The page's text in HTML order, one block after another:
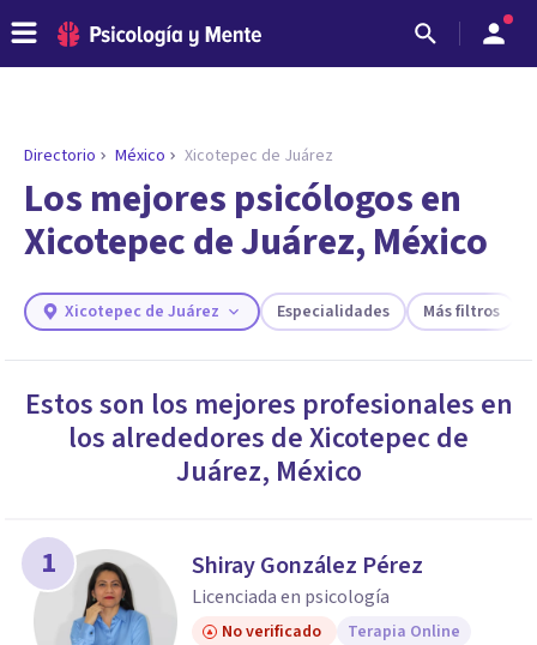
ENCONTRAR MI TERAPEUTA
¿Necesitas ayuda para encontrar el
psicólogo adecuado?
los profesionales que más se ajustan a tus
necesidades.
Responder cuestionario
Directorio México Xicotepec de Juárez
Los mejores psicólogos en
Xicotepec de Juárez, México
Xicotepec de Juárez Especialidades Más filtros
Estos son los mejores profesionales en
los alrededores deXicotepec de
Juárez, México
1 Shiray González Pérez
Licenciada en psicología
No verificado Terapia Online